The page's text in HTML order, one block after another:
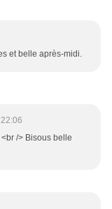
et belle après-midi.
/> Bisous belle